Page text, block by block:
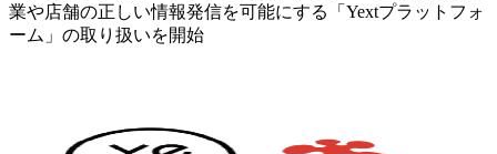
業や店舗の正しい情報発信を可能にする「Yextプラットフォ
ーム」の取り扱いを開始